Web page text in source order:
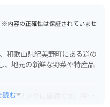
※内容の正確性は保証されていませ
和歌山県紀美野町にある道の
、地元の新鮮な野菜や特産品
ツーリングに最適です。特
読む